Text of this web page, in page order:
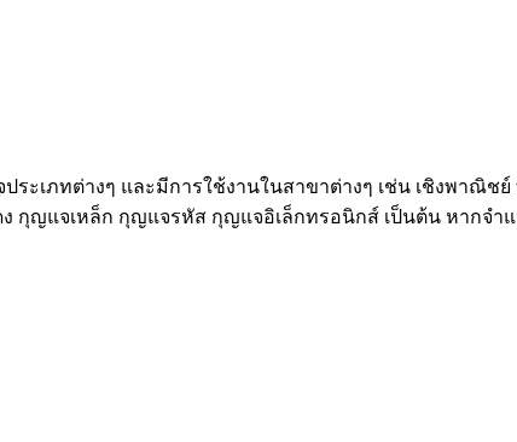
ะเภทต่างๆ และมีการใช้งานในสาขาต่างๆ เช่น เชิงพาณิ
กุญแจเหล็ก กุญแจรหัส กุญแจอิเล็กทรอนิกส์ เป็นต้น หากจ